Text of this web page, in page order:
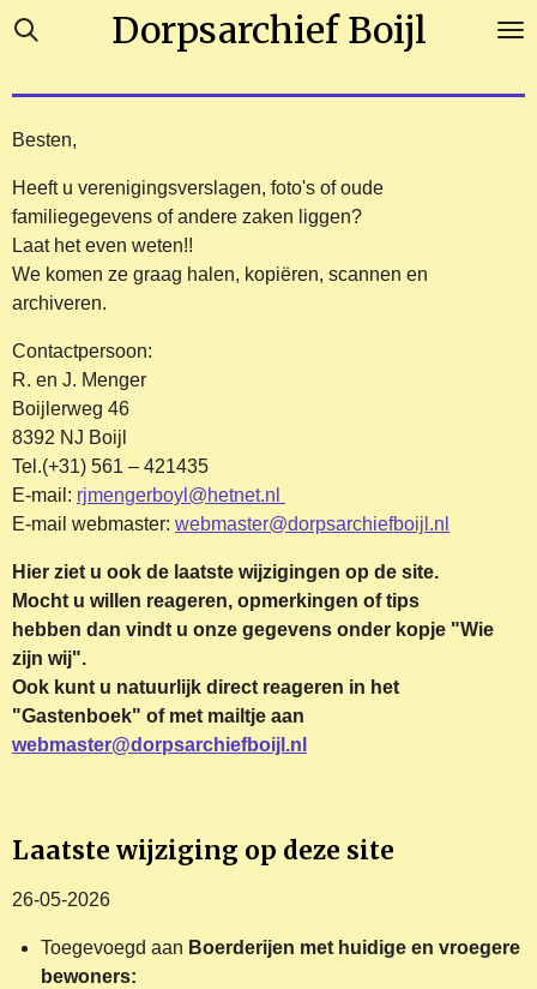
Ga
hoofdinhoud
Dorpsarchief Boijl
Besten,
Heeft u verenigingsverslagen, foto's of oude
familiegegevens of andere zaken liggen?
Laat het even weten!!
We komen ze graag halen, kopiëren, scannen en
archiveren.
Contactpersoon:
R. en J. Menger
Boijlerweg 46
8392 NJ Boijl
Tel.(+31) 561 – 421435
E-mail: rjmengerboyl@hetnet.nl
E-mail webmaster: webmaster@dorpsarchiefboijl.nl
Hier ziet u ook de laatste wijzigingen op de site.
Mocht u willen reageren, opmerkingen of tips
hebben dan vindt u onze gegevens onder kopje "Wie
zijn wij".
Ook kunt u natuurlijk direct reageren in het
"Gastenboek" of met mailtje aan
webmaster@dorpsarchiefboijl.nl
Laatste wijziging op deze site
26-05-2026
Toegevoegd aan Boerderijen met huidige en vroegere
bewoners: